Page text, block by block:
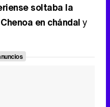
soltaba la
en chándaly